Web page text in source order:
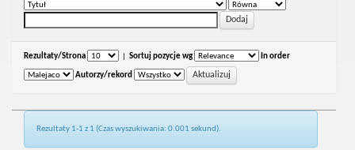
Rezultaty/Strona Sortuj pozycje wg In order
Autorzy/rekord
Rezultaty 1-1 z 1 (Czas wyszukiwania: 0.001 sekund).